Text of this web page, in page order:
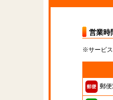
営業時
※サービス
郵便